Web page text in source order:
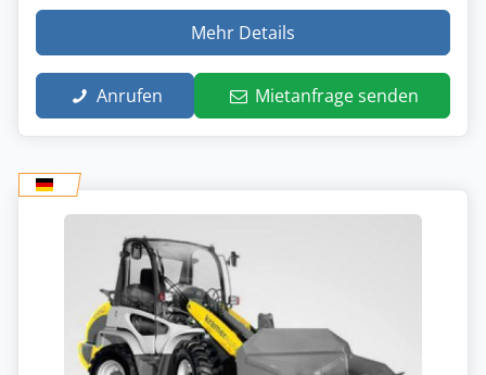
Mehr Details
Anrufen Mietanfrage senden